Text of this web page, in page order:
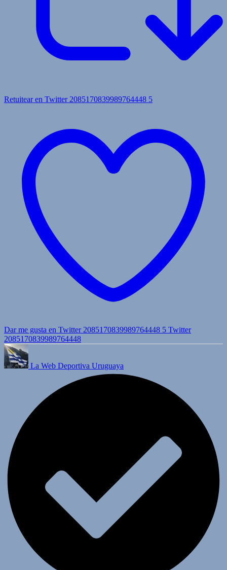
Retuitear en Twitter 2085170839989764448 5
Dar me gusta en Twitter 2085170839989764448 5 Twitter
2085170839989764448
La Web Deportiva Uruguaya